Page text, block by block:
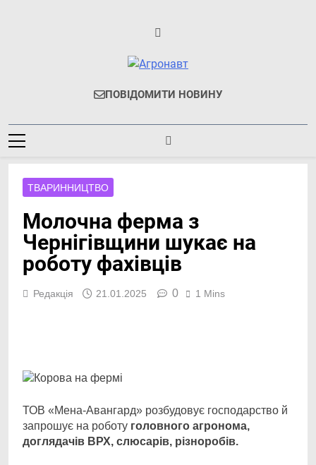
Агронавт
Новини Українського
ПОВІДОМИТИ НОВИНУ
ТВАРИННИЦТВО
Молочна ферма з
Чернігівщини шукає на
роботу фахівців
Редакція 21.01.2025 0 1 Mins
ТОВ «Мена-Авангард» розбудовує господарство й
запрошує на роботу головного агронома,
доглядачів ВРХ, слюсарів, різноробів.